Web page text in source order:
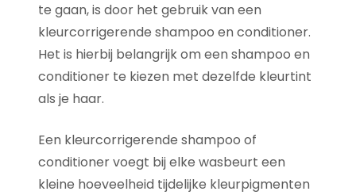
te gaan, is door het gebruik van een
kleurcorrigerende shampoo en conditioner.
Het is hierbij belangrijk om een shampoo en
conditioner te kiezen met dezelfde kleurtint
als je haar.
Een kleurcorrigerende shampoo of
conditioner voegt bij elke wasbeurt een
kleine hoeveelheid tijdelijke kleurpigmenten